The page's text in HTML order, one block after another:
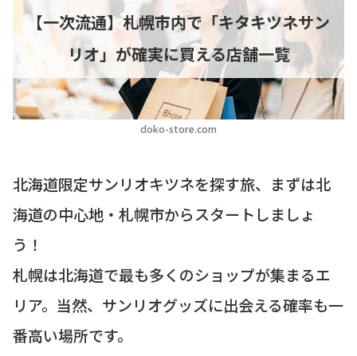
doko-store.com
【一次流通】札幌市内で「キタキツネサン
リオ」が確実に買える店舗一覧
北海道限定サンリオキツネを探す旅、まずは北
海道の中心地・札幌市からスタートしましょ
う！
札幌は北海道で最も多くのショップが集まるエ
リア。当然、サンリオグッズに出会える確率も一
番高い場所です。